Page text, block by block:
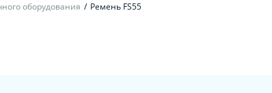
оборудования / Ремень FS55